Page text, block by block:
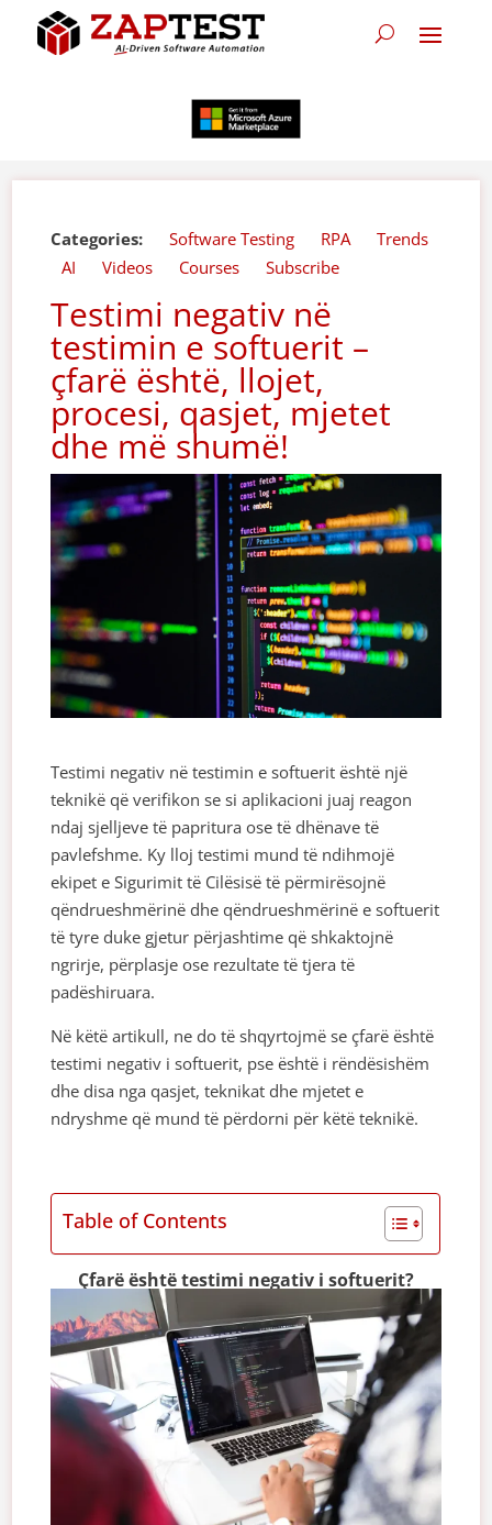
Categories: Software Testing RPA
Trends
AI
Videos Courses Subscribe
Testimi negativ në
testimin e softuerit –
çfarë është, llojet,
procesi, qasjet, mjetet
dhe më shumë!
Testimi negativ në testimin e softuerit është një
teknikë që verifikon se si aplikacioni juaj reagon
ndaj sjelljeve të papritura ose të dhënave të
pavlefshme. Ky lloj testimi mund të ndihmojë
ekipet e Sigurimit të Cilësisë të përmirësojnë
qëndrueshmërinë dhe qëndrueshmërinë e softuerit
të tyre duke gjetur përjashtime që shkaktojnë
ngrirje, përplasje ose rezultate të tjera të
padëshiruara.
Në këtë artikull, ne do të shqyrtojmë se çfarë është
testimi negativ i softuerit, pse është i rëndësishëm
dhe disa nga qasjet, teknikat dhe mjetet e
ndryshme që mund të përdorni për këtë teknikë.
Table of Contents
Çfarë është testimi negativ i softuerit?